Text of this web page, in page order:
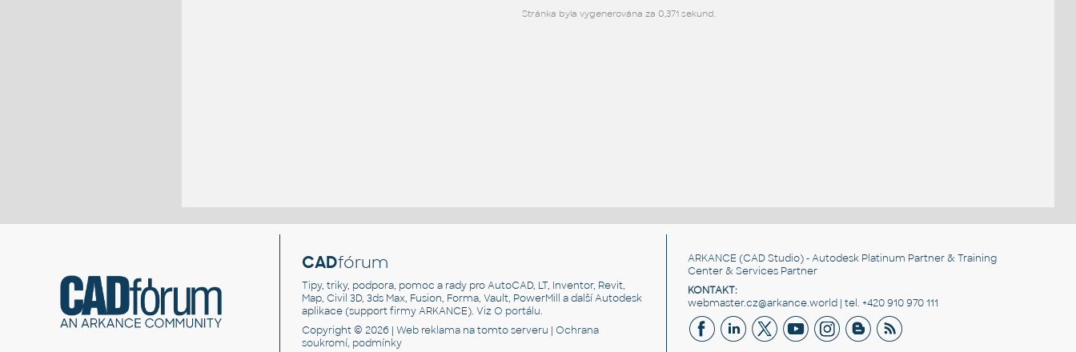
Stránka byla vygenerována za 0,371 sekund.
CADfórum
Tipy, triky, podpora, pomoc a rady pro AutoCAD, LT, Inventor, Revit,
Map, Civil 3D, 3ds Max, Fusion, Forma, Vault, PowerMill a další Autodesk
aplikace (support firmy ARKANCE). VizO portálu.
Copyright © 2026 |Web reklama na tomto serveru |Ochrana
soukromí, podmínky
ARKANCE (CAD Studio) - Autodesk Platinum Partner & Training
Center & Services Partner
KONTAKT:
webmaster.cz@arkance.world | tel. +420 910 970 111